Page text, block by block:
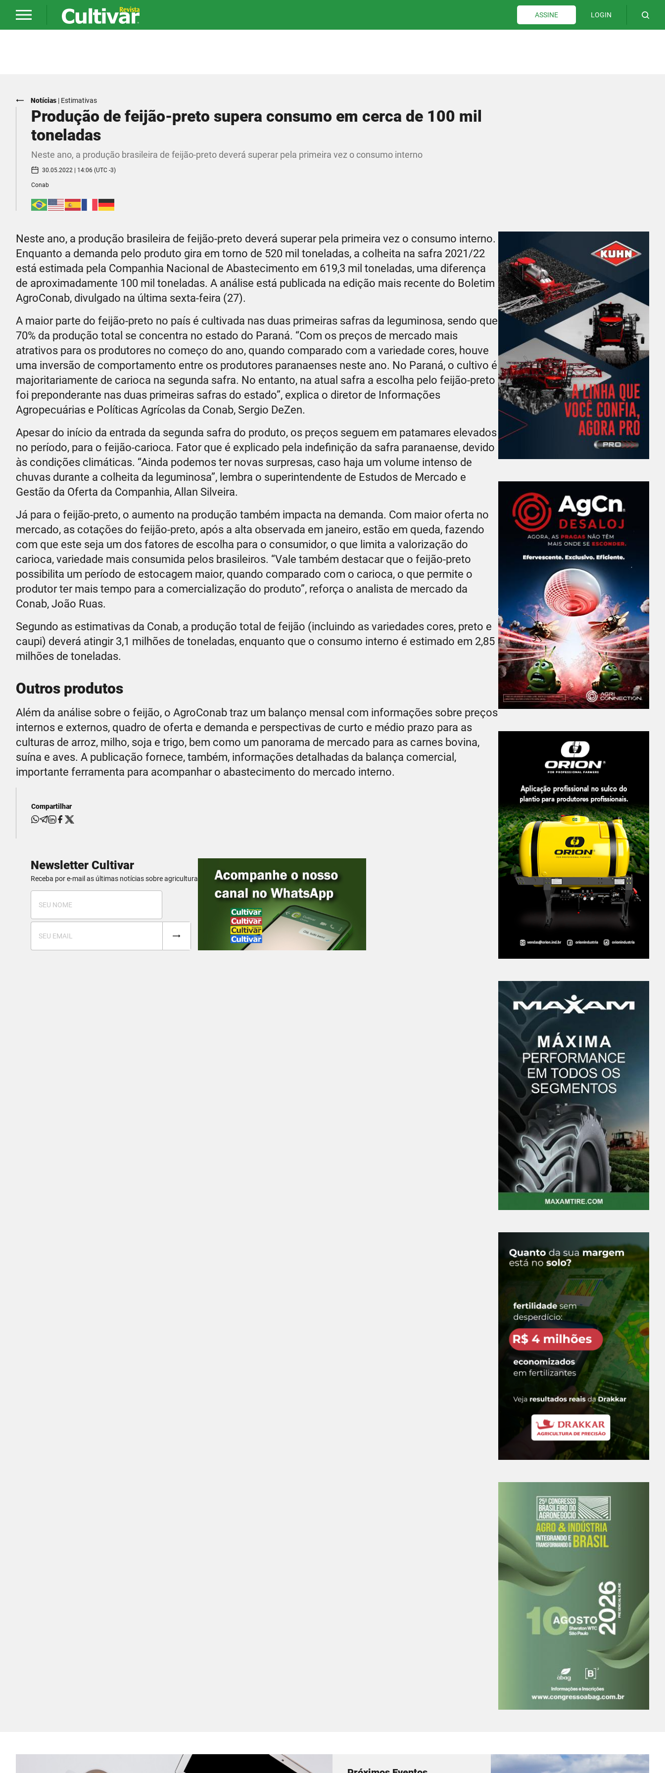
ASSINE LOGIN
Notícias | Estimativas
Produção de feijão-preto supera consumo em cerca de 100 mil
toneladas
Neste ano, a produção brasileira de feijão-preto deverá superar pela primeira vez o consumo interno
30.05.2022 | 14:06 (UTC -3)
Conab
Neste ano, a produção brasileira de feijão-preto deverá superar pela primeira vez o consumo interno.
Enquanto a demanda pelo produto gira em torno de 520 mil toneladas, a colheita na safra 2021/22
está estimada pela Companhia Nacional de Abastecimento em 619,3 mil toneladas, uma diferença
de aproximadamente 100 mil toneladas. A análise está publicada na edição mais recente do Boletim
AgroConab, divulgado na última sexta-feira (27).
A maior parte do feijão-preto no país é cultivada nas duas primeiras safras da leguminosa, sendo que
70% da produção total se concentra no estado do Paraná. “Com os preços de mercado mais
atrativos para os produtores no começo do ano, quando comparado com a variedade cores, houve
uma inversão de comportamento entre os produtores paranaenses neste ano. No Paraná, o cultivo é
majoritariamente de carioca na segunda safra. No entanto, na atual safra a escolha pelo feijão-preto
foi preponderante nas duas primeiras safras do estado”, explica o diretor de Informações
Agropecuárias e Políticas Agrícolas da Conab, Sergio DeZen.
Apesar do início da entrada da segunda safra do produto, os preços seguem em patamares elevados
no período, para o feijão-carioca. Fator que é explicado pela indefinição da safra paranaense, devido
às condições climáticas. “Ainda podemos ter novas surpresas, caso haja um volume intenso de
chuvas durante a colheita da leguminosa”, lembra o superintendente de Estudos de Mercado e
Gestão da Oferta da Companhia, Allan Silveira.
Já para o feijão-preto, o aumento na produção também impacta na demanda. Com maior oferta no
mercado, as cotações do feijão-preto, após a alta observada em janeiro, estão em queda, fazendo
com que este seja um dos fatores de escolha para o consumidor, o que limita a valorização do
carioca, variedade mais consumida pelos brasileiros. “Vale também destacar que o feijão-preto
possibilita um período de estocagem maior, quando comparado com o carioca, o que permite o
produtor ter mais tempo para a comercialização do produto”, reforça o analista de mercado da
Conab, João Ruas.
Segundo as estimativas da Conab, a produção total de feijão (incluindo as variedades cores, preto e
caupi) deverá atingir 3,1 milhões de toneladas, enquanto que o consumo interno é estimado em 2,85
milhões de toneladas.
Outros produtos
Além da análise sobre o feijão, o AgroConab traz um balanço mensal com informações sobre preços
internos e externos, quadro de oferta e demanda e perspectivas de curto e médio prazo para as
culturas de arroz, milho, soja e trigo, bem como um panorama de mercado para as carnes bovina,
suína e aves. A publicação fornece, também, informações detalhadas da balança comercial,
importante ferramenta para acompanhar o abastecimento do mercado interno.
Compartilhar
Newsletter Cultivar
Receba por e-mail as últimas notícias sobre agricultura